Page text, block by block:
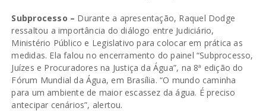
Subprocesso – Durante a apresentação, Raquel Dodge
ressaltou a importância do diálogo entre Judiciário,
Ministério Público e Legislativo para colocar em prática as
medidas. Ela falou no encerramento do painel “Subprocesso,
Juízes e Procuradores na Justiça da Água”, na 8ª edição do
Fórum Mundial da Água, em Brasília. “O mundo caminha
para um ambiente de maior escassez da água. É preciso
antecipar cenários”, alertou.